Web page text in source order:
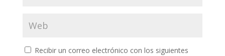
Recibir un correo electrónico con los siguientes